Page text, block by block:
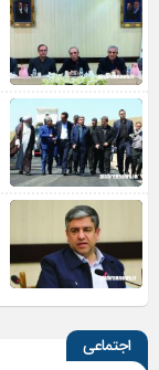
اجتماعی